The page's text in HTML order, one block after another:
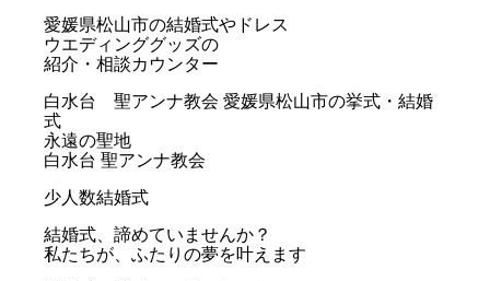
愛媛県松山市の結婚式やドレス
ウエディンググッズの
紹介・相談カウンター
白水台 聖アンナ教会 愛媛県松山市の挙式・結婚
式
永遠の聖地
白水台 聖アンナ教会
少人数結婚式
結婚式、諦めていませんか？
私たちが、ふたりの夢を叶えます